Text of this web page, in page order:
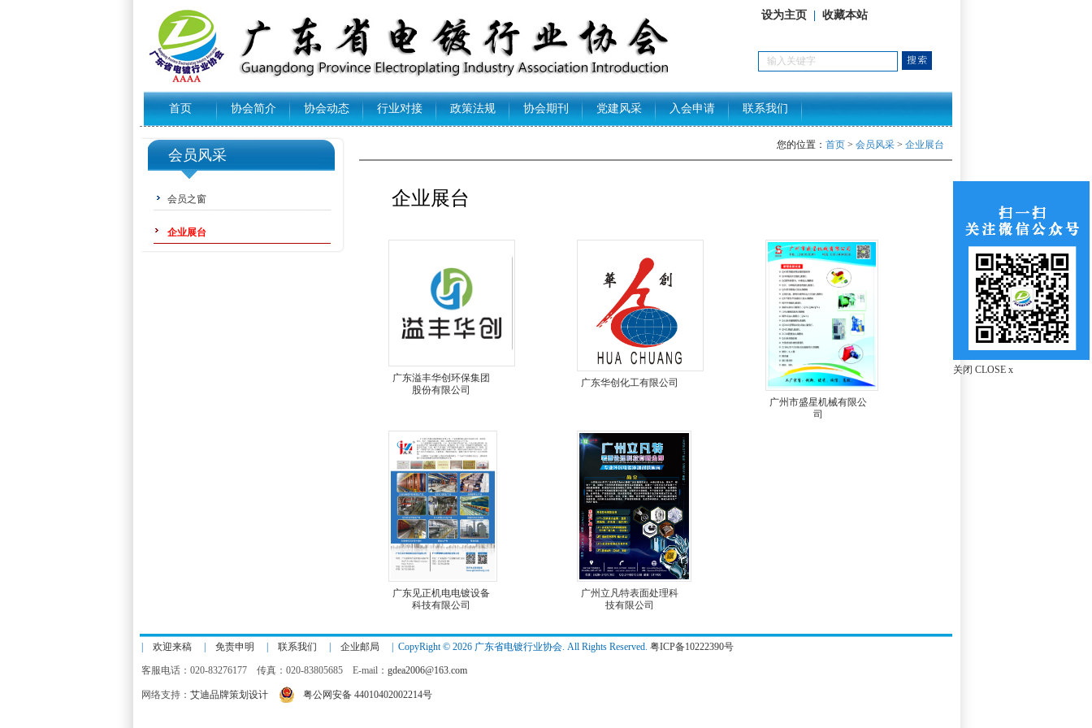
设为主页 收藏本站
首页 协会简介 协会动态 行业对接 政策法规 协会期刊 党建风采 入会申请 联系我们
会员风采
会员之窗
企业展台
您的位置： 首页 > 会员风采 > 企业展台
企业展台
广东溢丰华创环保集团
股份有限公司
广东华创化工有限公司
广州市盛星机械有限公
司
广东见正机电电镀设备
科技有限公司
广州立凡特表面处理科
技有限公司
欢迎来稿 免责申明 联系我们 企业邮局 | CopyRight © 2026 广东省电镀行业协会. All Rights Reserved. 粤ICP备10222390号
客服电话：020-83276177 传真：020-83805685 E-mail： gdea2006@163.com
网络支持： 艾迪品牌策划设计 粤公网安备 44010402002214号
关闭 CLOSE x